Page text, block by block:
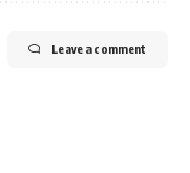
Leave a comment